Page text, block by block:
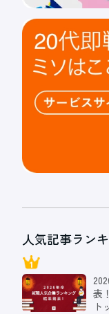
人気記事ラン
表！
ト